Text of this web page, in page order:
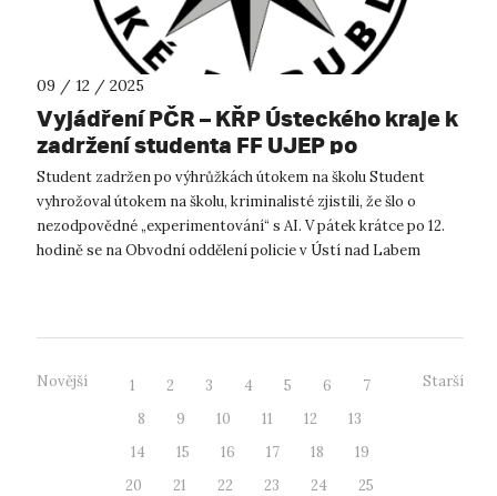
09 / 12 / 2025
Vyjádření PČR – KŘP Ústeckého kraje k
zadržení studenta FF UJEP po
výhružkách útoku na školu
Student zadržen po výhrůžkách útokem na školu Student
vyhrožoval útokem na školu, kriminalisté zjistili, že šlo o
nezodpovědné „experimentování“ s AI. V pátek krátce po 12.
hodině se na Obvodní oddělení policie v Ústí nad Labem
Novější 1 2 3 4 5 6
7
8
9 10 11 12
13
14
15 16 17 18
19
20
21 22 23 24
25
Starší